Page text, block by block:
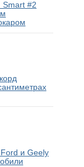
Smart #2
и Geely